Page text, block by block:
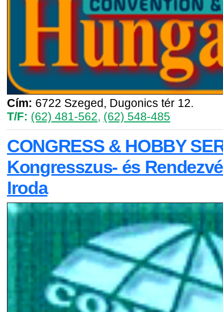
Cím: 6722 Szeged, Dugonics tér 12.
T/F: (62) 481-562, (62) 548-485
CONGRESS & HOBBY
Kongresszus- és
Iroda